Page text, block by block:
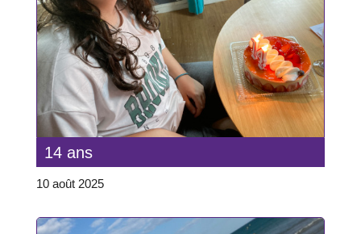
14 ans
10 août 2025